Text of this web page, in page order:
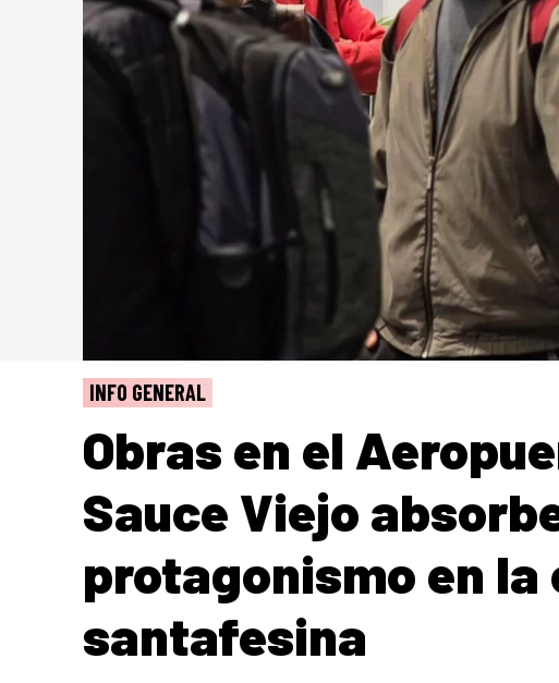
INFO GENERAL
Obras en el
Sauce Viejo
protagonismo en
santafesina